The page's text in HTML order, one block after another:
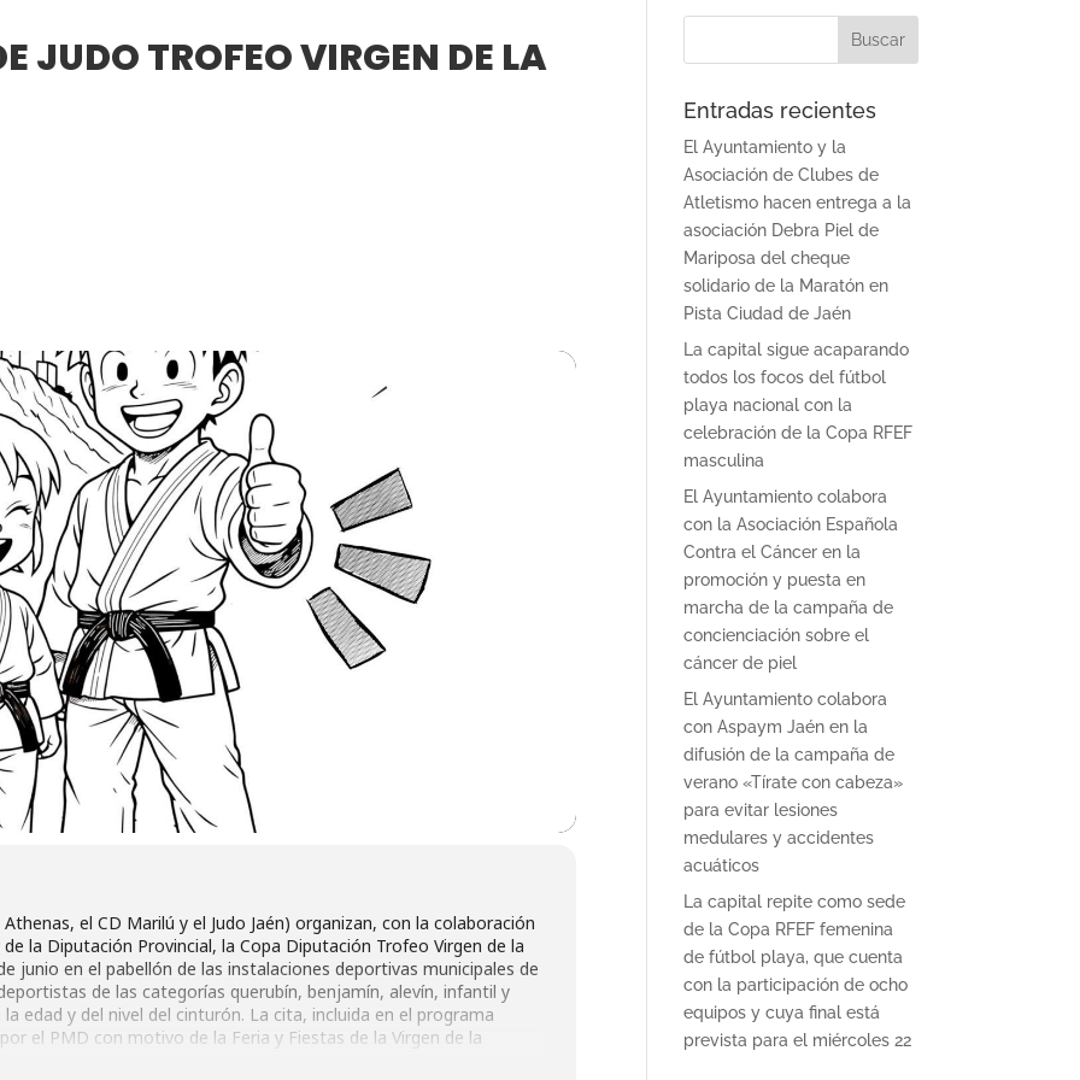
JUDO TROFEO VIRGEN DE LA
el CD Marilú y el Judo Jaén) organizan, con la colaboración
la Diputación Provincial, la Copa Diputación Trofeo Virgen de la
junio en el pabellón de las instalaciones deportivas municipales de
de las categorías querubín, benjamín, alevín, infantil y
edad y del nivel del cinturón. La cita, incluida en el programa
el PMD con motivo de la Feria y Fiestas de la Virgen de la
Entradas recientes
El Ayuntamiento y la
Asociación de Clubes de
Atletismo hacen entrega a la
asociación Debra Piel de
Mariposa del cheque
solidario de la Maratón en
Pista Ciudad de Jaén
La capital sigue acaparando
todos los focos del fútbol
playa nacional con la
celebración de la Copa RFEF
masculina
El Ayuntamiento colabora
con la Asociación Española
Contra el Cáncer en la
promoción y puesta en
marcha de la campaña de
concienciación sobre el
cáncer de piel
El Ayuntamiento colabora
con Aspaym Jaén en la
difusión de la campaña de
verano «Tírate con cabeza»
para evitar lesiones
medulares y accidentes
acuáticos
La capital repite como sede
de la Copa RFEF femenina
de fútbol playa, que cuenta
con la participación de ocho
equipos y cuya final está
prevista para el miércoles 22